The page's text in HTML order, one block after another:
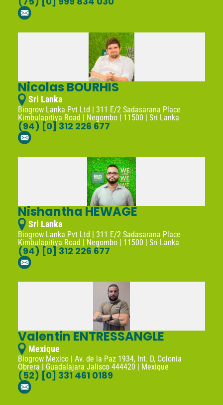
Nicolas BOURHIS
Sri Lanka
Biogrow Lanka Pvt Ltd | 311 E/2 Sadasarana Place
Kimbulapitiya Road | Negombo | 11500 | Sri Lanka
(94) [0] 312 226 677
Nishantha HEWAGE
Sri Lanka
Biogrow Lanka Pvt Ltd | 311 E/2 Sadasarana Place
Kimbulapitiya Road | Negombo | 11500 | Sri Lanka
(94) [0] 312 226 677
Valentin ENTRESSANGLE
Mexique
Biogrow Mexico | Av. de la Paz 1934, Int. D, Colonia
Obrera | Guadalajara Jalisco 444420 | Mexique
(52) [0] 331 461 0189